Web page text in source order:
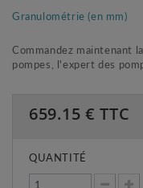
Granulométrie (en mm)
Commandez maintenant
pompes, l'expert des
659.15 € TTC
QUANTITÉ